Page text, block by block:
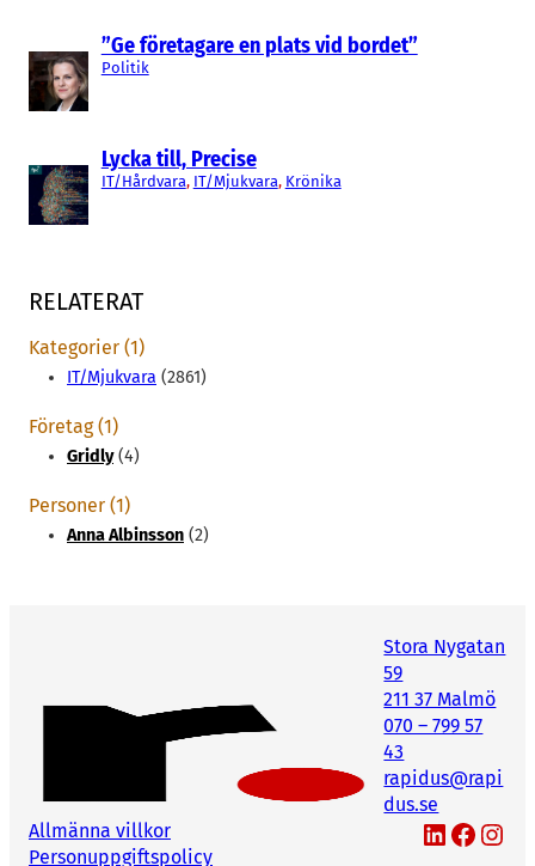
”Ge företagare en plats vid bordet”
Politik
Lycka till, Precise
IT/Hårdvara, IT/Mjukvara, Krönika
RELATERAT
Kategorier (1)
IT/Mjukvara (2861)
Företag (1)
Gridly(4)
Personer (1)
Anna Albinsson (2)
Stora Nygatan
59
211 37 Malmö
070 – 799 57
43
rapidus@rapi
dus.se
Allmänna villkor
Personuppgiftspolicy
LinkedIn Facebook Instagram